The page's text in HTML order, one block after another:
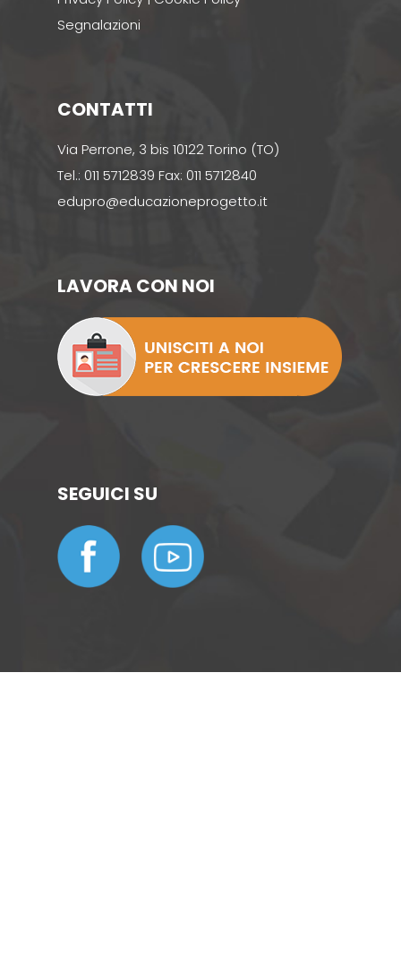
Segnalazioni
CONTATTI
Via Perrone, 3 bis 10122 Torino (TO)
Tel.: 011 5712839 Fax: 011 5712840
edupro@educazioneprogetto.it
LAVORA CON NOI
SEGUICI SU